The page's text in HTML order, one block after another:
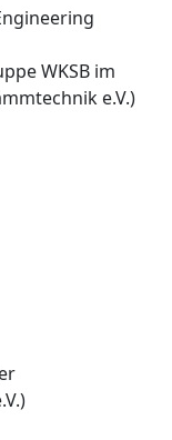
WKSB im
e.V.)